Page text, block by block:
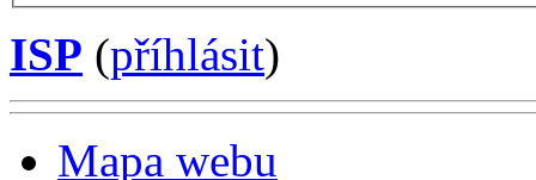
ISP (příhlásit)
Mapa webu